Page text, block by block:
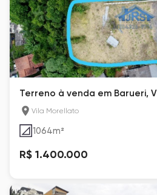
Terreno à venda em Barueri,
Vila Morellato
1064m²
R$ 1.400.000